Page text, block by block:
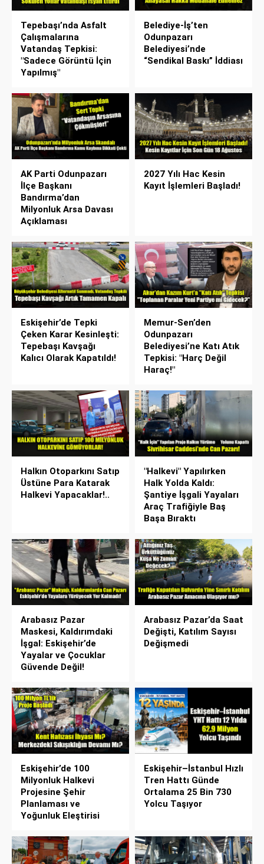
Tepebaşı’nda Asfalt
Çalışmalarına
Vatandaş Tepkisi:
"Sadece Görüntü İçin
Yapılmış"
Belediye-İş’ten
Odunpazarı
Belediyesi’nde
“Sendikal Baskı” İddiası
AK Parti Odunpazarı
İlçe Başkanı
Bandırma’dan
Milyonluk Arsa Davası
Açıklaması
2027 Yılı Hac Kesin
Kayıt İşlemleri Başladı!
Eskişehir’de Tepki
Çeken Karar Kesinleşti:
Tepebaşı Kavşağı
Kalıcı Olarak Kapatıldı!
Memur-Sen’den
Odunpazarı
Belediyesi’ne Katı Atık
Tepkisi: "Harç Değil
Haraç!"
Halkın Otoparkını Satıp
Üstüne Para Katarak
Halkevi Yapacaklar!..
"Halkevi" Yapılırken
Halk Yolda Kaldı:
Şantiye İşgali Yayaları
Araç Trafiğiyle Baş
Başa Bıraktı
Arabasız Pazar
Maskesi, Kaldırımdaki
İşgal: Eskişehir’de
Yayalar ve Çocuklar
Güvende Değil!
Arabasız Pazar’da Saat
Değişti, Katılım Sayısı
Değişmedi
Eskişehir’de 100
Milyonluk Halkevi
Projesine Şehir
Planlaması ve
Yoğunluk Eleştirisi
Eskişehir–İstanbul Hızlı
Tren Hattı Günde
Ortalama 25 Bin 730
Yolcu Taşıyor